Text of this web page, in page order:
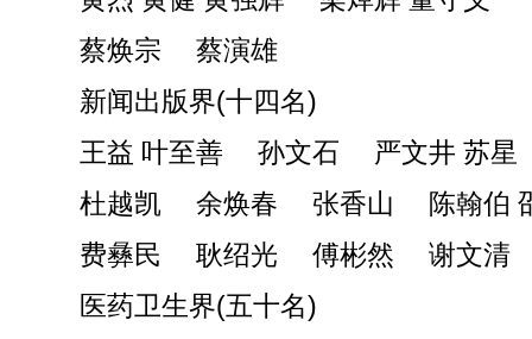
蔡焕宗 蔡演雄
新闻出版界(十四名)
王益 叶至善 孙文石 严文井 苏星
杜越凯 余焕春 张香山 陈翰伯
费彝民 耿绍光 傅彬然 谢文清
医药卫生界(五十名)